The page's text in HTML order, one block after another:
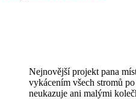
Nejnovější projekt pana
vykácením všech stromů
neukazuje ani malými